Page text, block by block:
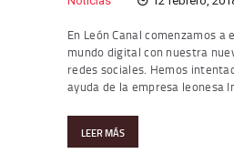
En León Canal comenzamos a
mundo digital con nuestra
redes sociales. Hemos
ayuda de la empresa leonesa
LEER MÁS